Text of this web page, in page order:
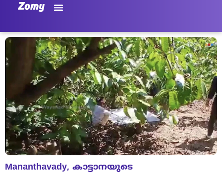
Mananthavady, കാട്ടാനയുടെ